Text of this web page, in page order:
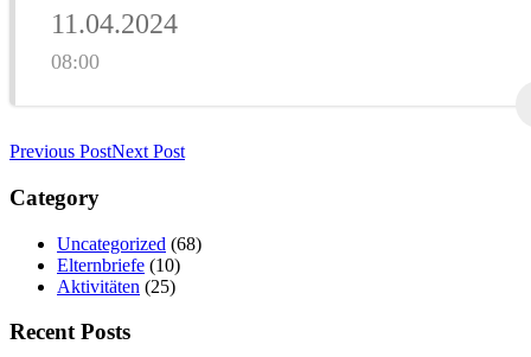
11.04.2024
08:00
Previous PostNext Post
Category
Uncategorized (68)
Elternbriefe (10)
Aktivitäten (25)
Recent Posts